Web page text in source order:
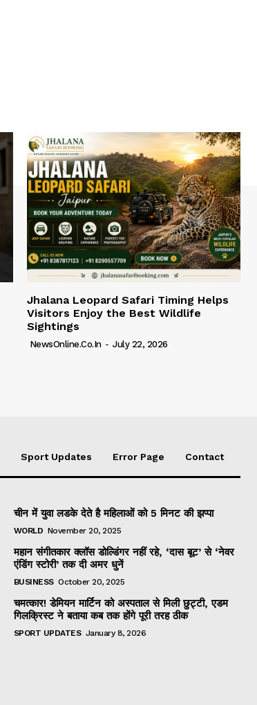
Jhalana Leopard Safari Timing Helps
Visitors Enjoy the Best Wildlife
Sightings
NewsOnline.co.in - July 22, 2026
Sport Updates Error Page Contact
चीन में युवा लडके देते है महिलाओं को 5 मिनट की झप्पा
WORLD November 20, 2025
महान संगीतकार क्लॉस डोल्डिंगर नहीं रहे, ‘दास बूट’ से ‘नेवर
एंडिंग स्टोरी’ तक दी अमर धुनें
BUSINESS October 20, 2025
चमत्कार! डेमियन मार्टिन को अस्पताल से मिली छुट्टी, एडम
गिलक्रिस्ट ने बताया कब तक होंगे पूरी तरह ठीक
SPORT UPDATES January 8, 2026